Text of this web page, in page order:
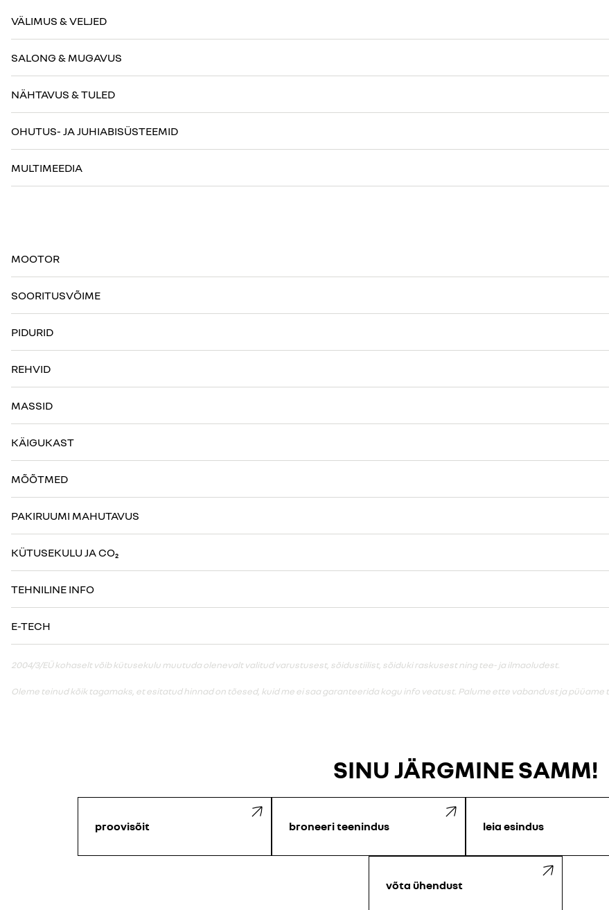
VÄLIMUS & VELJED
SALONG & MUGAVUS
NÄHTAVUS & TULED
OHUTUS- JA JUHIABISÜSTEEMID
MULTIMEEDIA
MOOTOR
SOORITUSVÕIME
PIDURID
REHVID
MASSID
KÄIGUKAST
MÕÕTMED
PAKIRUUMI MAHUTAVUS
KÜTUSEKULU JA CO₂
TEHNILINE INFO
E-TECH
2004/3/EÜ kohaselt võib kütusekulu muutuda olenevalt valitud varustusest, sõidustiilist, sõiduki raskusest ning tee- ja ilmaoludest.
Oleme teinud kõik tagamaks, et esitatud hinnad on tõesed, kuid me ei saa garanteerida kogu info veatust. Palume ette vabandust ja
SINU JÄRGMINE SAMM!
proovisõit broneeri teenindus leia esindus
võta ühendust